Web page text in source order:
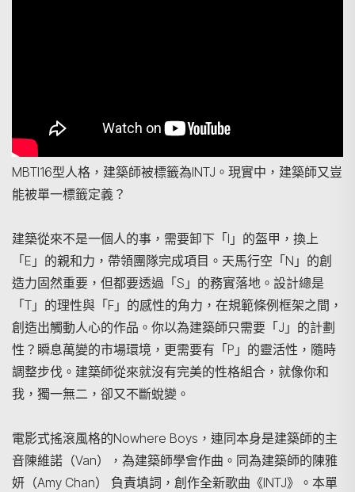
MBTI16型人格，建築師被標籤為INTJ。現實中，建築師又豈
能被單一標籤定義？
建築從來不是一個人的事，需要卸下「I」的盔甲，換上
「E」的親和力，帶領團隊完成項目。天馬行空「N」的創
造力固然重要，但都要透過「S」的務實落地。設計總是
「T」的理性與「F」的感性的角力，在規範條例框架之間，
創造出觸動人心的作品。你以為建築師只需要「J」的計劃
性？瞬息萬變的市場環境，更需要有「P」的靈活性，隨時
調整步伐。建築師從來就沒有完美的性格組合，就像你和
我，獨一無二，卻又不斷蛻變。
電影式搖滾風格的Nowhere Boys，連同本身是建築師的主
音陳維諾（Van），為建築師學會作曲。同為建築師的陳雅
妍（Amy Chan） 負責填詞，創作全新歌曲《INTJ》。本單